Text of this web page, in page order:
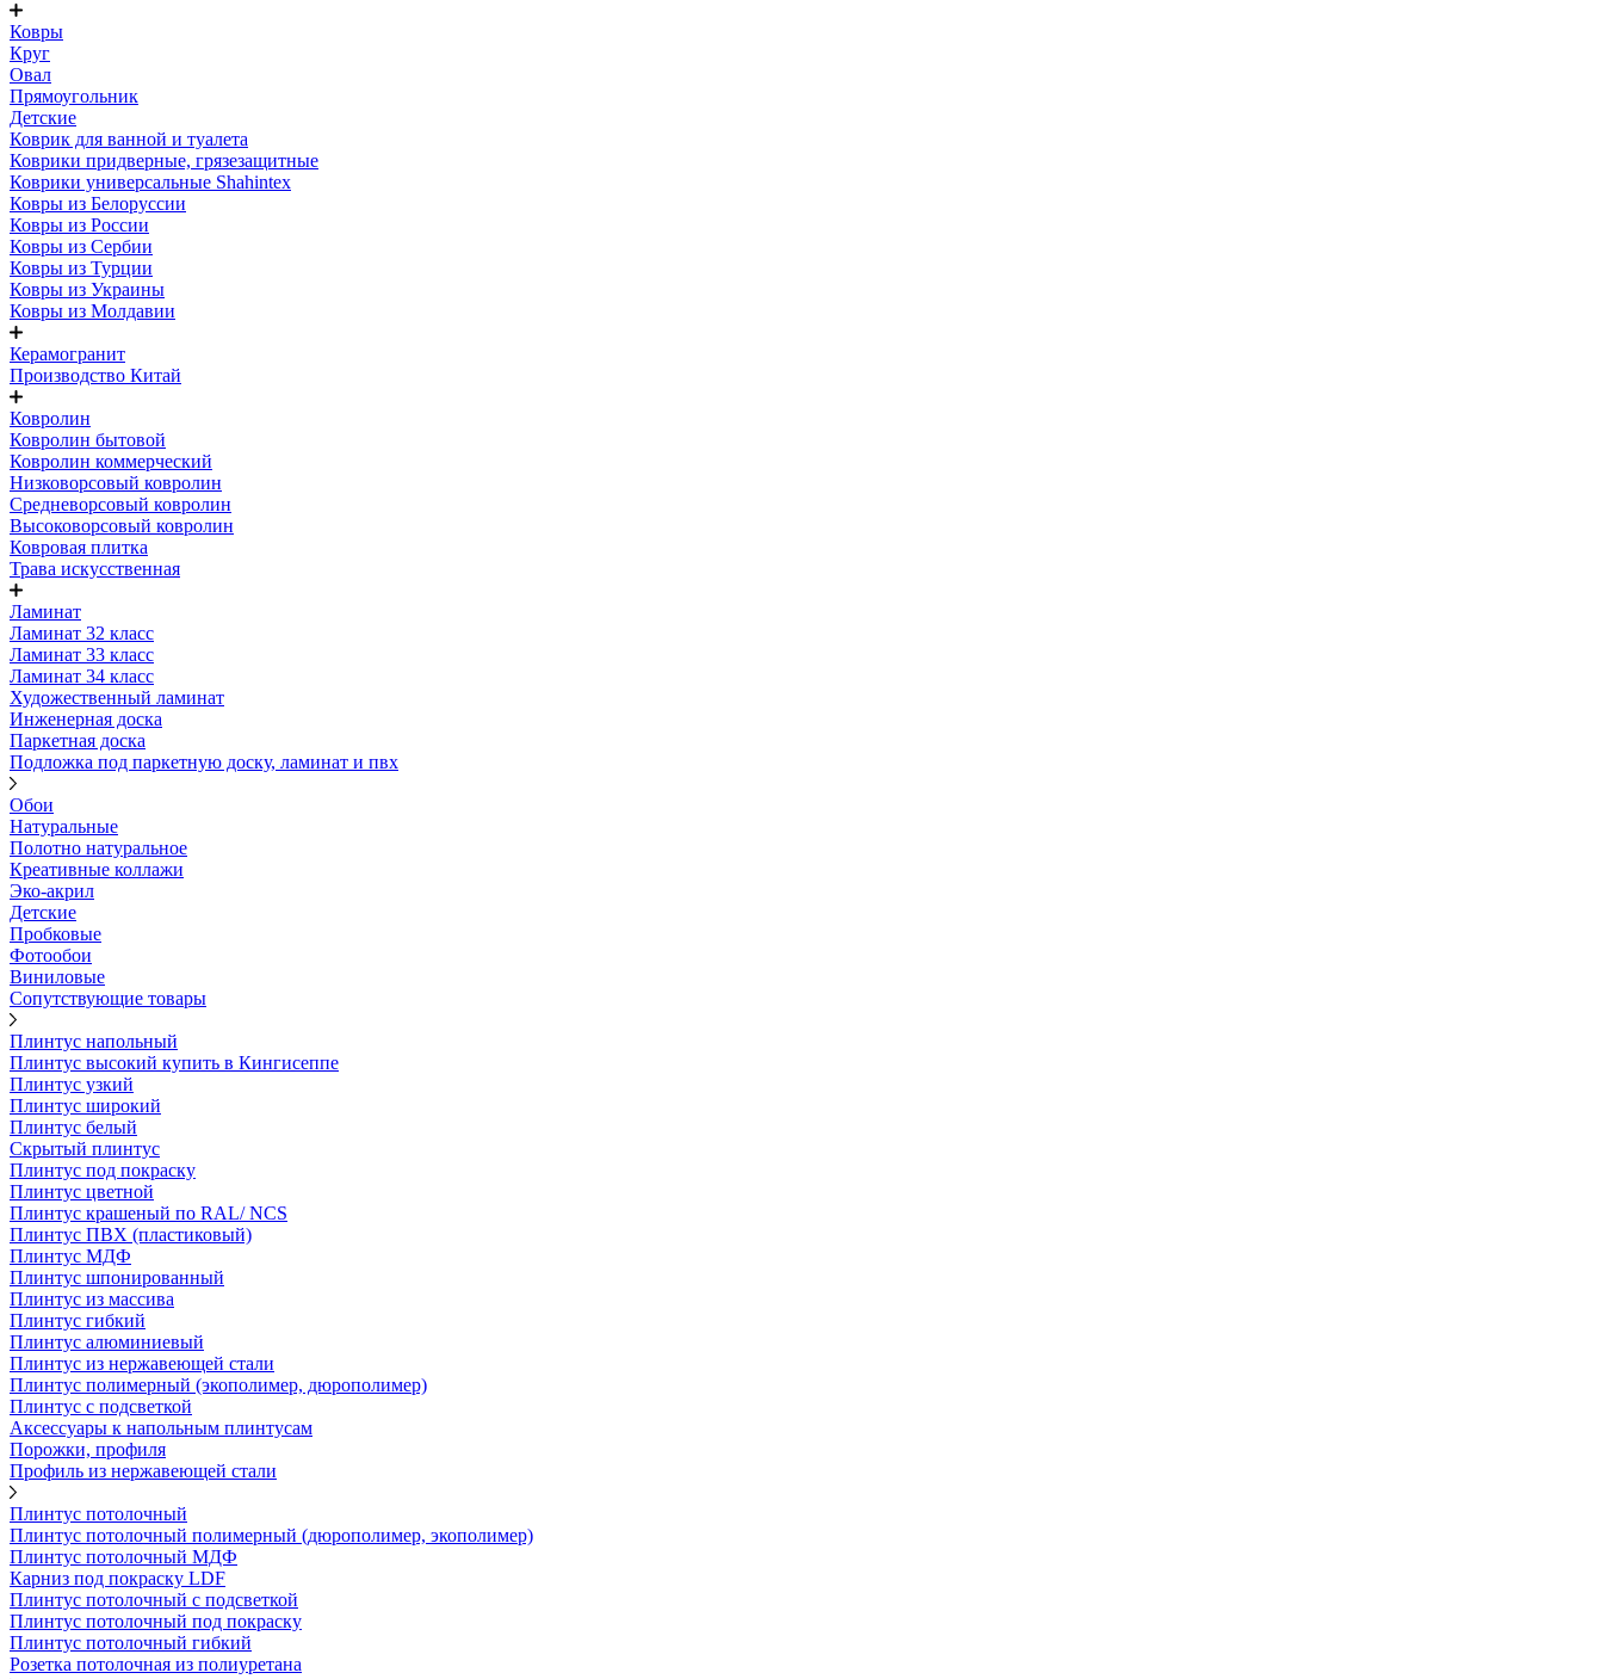
Ковры
Круг
Овал
Прямоугольник
Детские
Коврик для ванной и туалета
Коврики придверные, грязезащитные
Коврики универсальные Shahintex
Ковры из Белоруссии
Ковры из России
Ковры из Сербии
Ковры из Турции
Ковры из Украины
Ковры из Молдавии
Керамогранит
Производство Китай
Ковролин
Ковролин бытовой
Ковролин коммерческий
Низковорсовый ковролин
Средневорсовый ковролин
Высоковорсовый ковролин
Ковровая плитка
Трава искусственная
Ламинат
Ламинат 32 класс
Ламинат 33 класс
Ламинат 34 класс
Художественный ламинат
Инженерная доска
Паркетная доска
Подложка под паркетную доску, ламинат и пвх
Обои
Натуральные
Полотно натуральное
Креативные коллажи
Эко-акрил
Детские
Пробковые
Фотообои
Виниловые
Сопутствующие товары
Плинтус напольный
Плинтус высокий купить в Кингисеппе
Плинтус узкий
Плинтус широкий
Плинтус белый
Скрытый плинтус
Плинтус под покраску
Плинтус цветной
Плинтус крашеный по RAL/ NCS
Плинтус ПВХ (пластиковый)
Плинтус МДФ
Плинтус шпонированный
Плинтус из массива
Плинтус гибкий
Плинтус алюминиевый
Плинтус из нержавеющей стали
Плинтус полимерный (экополимер, дюрополимер)
Плинтус с подсветкой
Аксессуары к напольным плинтусам
Порожки, профиля
Профиль из нержавеющей стали
Плинтус потолочный
Плинтус потолочный полимерный (дюрополимер, экополимер)
Плинтус потолочный МДФ
Карниз под покраску LDF
Плинтус потолочный с подсветкой
Плинтус потолочный под покраску
Плинтус потолочный гибкий
Розетка потолочная из полиуретана